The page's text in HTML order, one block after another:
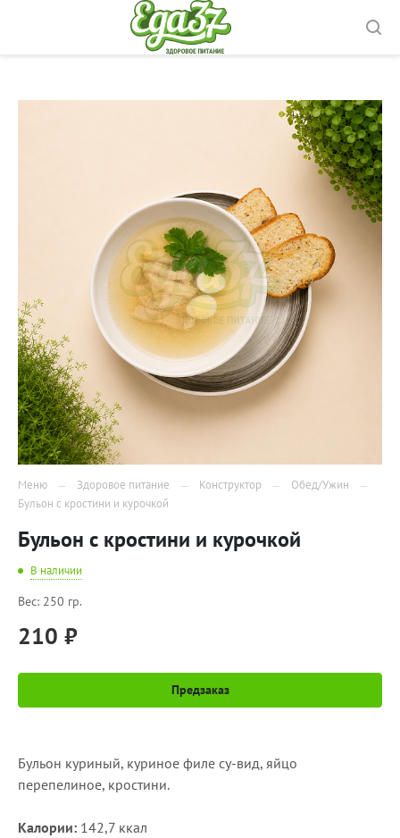
Меню Здоровое питание Конструктор
Обед/Ужин
Бульон с кростини и курочкой
Бульон с кростини и курочкой
В наличии
Вес: 250 гр.
210 ₽
Предзаказ
Бульон куриный, куриное филе су-вид, яйцо
перепелиное, кростини.
Калории: 142,7 ккал